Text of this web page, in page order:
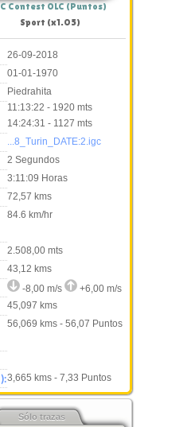
Contest OLC (Puntos)
Sport (x1.05)
26-09-2018
01-01-1970
Piedrahita
11:13:22 - 1920 mts
14:24:31 - 1127 mts
...8_Turin_DATE:2.igc
2 Segundos
3:11:09 Horas
72,57 kms
84.6 km/hr
2.508,00 mts
43,12 kms
-8,00 m/s +6,00 m/s
45,097 kms
56,069 kms - 56,07 Puntos
3,665 kms - 7,33 Puntos
Sólo trazas